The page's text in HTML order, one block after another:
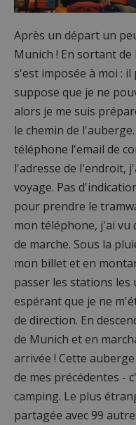
Après un départ un
Munich ! En sortant
s'est imposée à moi : il
suppose que je ne
alors je me suis
le chemin de
téléphone l'email de
l'adresse de l'endroit,
voyage. Pas
pour prendre le
mon téléphone, j'ai vu
de marche. Sous la
mon billet et en
passer les stations les
espérant que je ne
de direction. En
de Munich et en
arrivée ! Cette
de mes précédentes -
camping. Le plus
partagée avec 99